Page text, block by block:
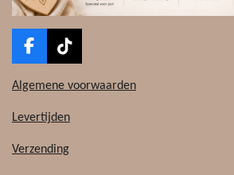
F
c
b
o
T
k
o
Algemene voorwaarden
Levertijden
Verzending